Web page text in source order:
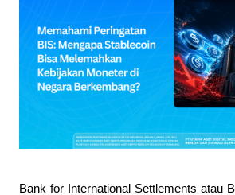
Bank for International Settlements atau